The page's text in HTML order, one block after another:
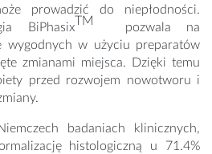
prowadzić do niepłodności.
BiPhasixTM pozwala na
wygodnych w użyciu preparatów
zmianami miejsca. Dzięki temu
przed rozwojem nowotworu i
badaniach klinicznych,
histologiczną u 71.4%